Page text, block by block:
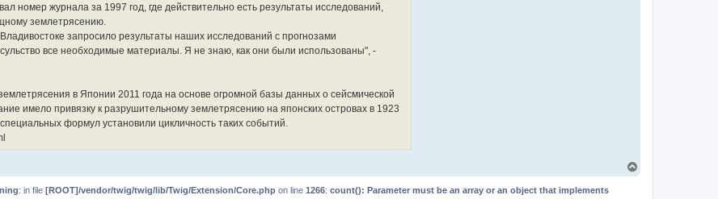
номер журнала за 1997 год, где действительно есть результаты исследований,
землетрясению.
запросило результаты наших исследований с прогнозами
все необходимые материалы. Я не знаю, как они были использованы", -
в Японии 2011 года на основе огромной базы данных о сейсмической
имело привязку к разрушительному землетрясению на японских островах в 1923
формул установили цикличность таких событий.
: in file [ROOT]/vendor/twig/twig/lib/Twig/Extension/Core.php on line 1266: count(): Parameter must be an array or an object that implements